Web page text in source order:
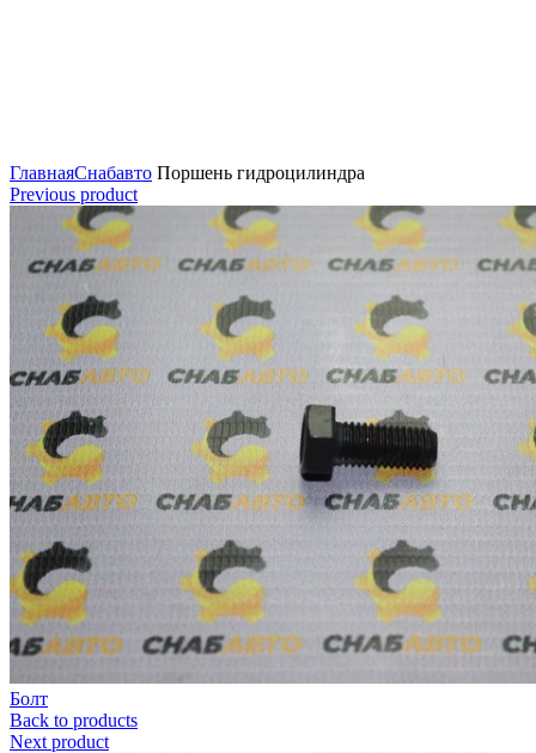
ГлавнаяСнабавто Поршень гидроцилиндра
Previous product
Болт
Back to products
Next product